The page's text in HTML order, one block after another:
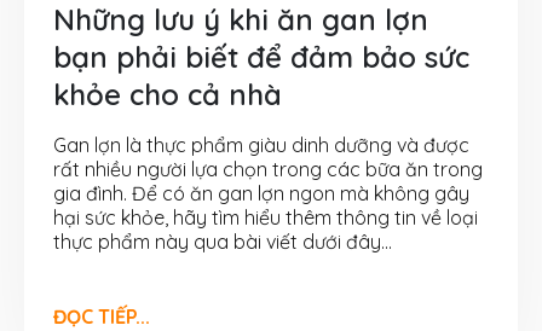
Những lưu ý khi ăn gan lợn
bạn phải biết để đảm bảo sức
khỏe cho cả nhà
Gan lợn là thực phẩm giàu dinh dưỡng và được
rất nhiều người lựa chọn trong các bữa ăn trong
gia đình. Để có ăn gan lợn ngon mà không gây
hại sức khỏe, hãy tìm hiểu thêm thông tin về loại
thực phẩm này qua bài viết dưới đây...
ĐỌC TIẾP...